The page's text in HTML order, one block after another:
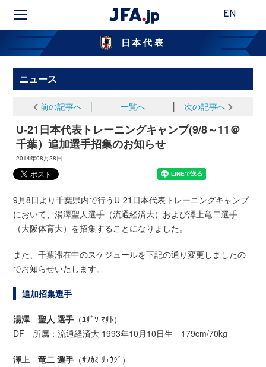
EN
日本代表
ニュース
前の記事へ 一覧へ 次の記事へ
U-21日本代表トレーニングキャンプ(9/8～11＠
千葉）追加選手招集のお知らせ
2014年08月28日
9月8日より千葉県内で行うU-21日本代表トレーニングキャンプ
において、湯澤聖人選手（流通経済大）および澤上竜二選手
（大阪体育大）を招集することになりました。
また、千葉滞在中のスケジュールを下記の通り変更しましたの
でお知らせいたします。
追加招集選手
湯澤 聖人 選手 （ﾕｻﾞﾜ ﾏｻﾄ）
DF 所属：流通経済大 1993年10月10日生 179cm/70kg
澤上 竜二 選手 （ｻﾜｶﾐ ﾘｭｳｼﾞ）